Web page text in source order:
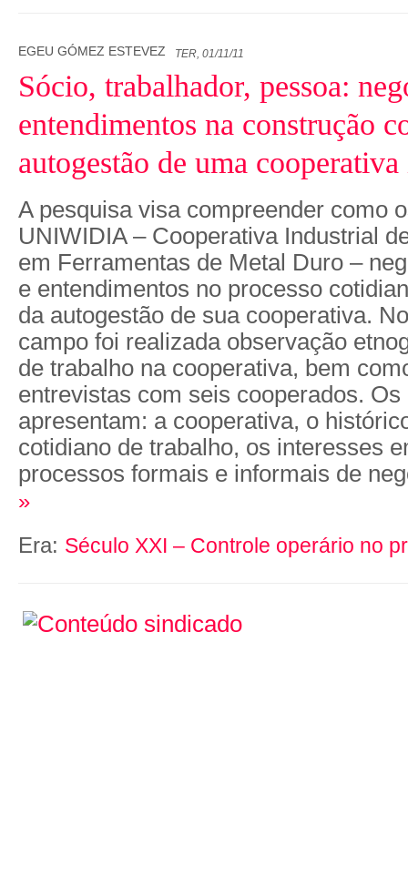
EGEU GÓMEZ ESTEVEZ TER, 01/11/11
Sócio, trabalhador, pessoa:
entendimentos na construção
autogestão de uma
A pesquisa visa compreender como
UNIWIDIA – Cooperativa Industrial
em Ferramentas de Metal Duro –
e entendimentos no processo
da autogestão de sua cooperativa.
campo foi realizada observação
de trabalho na cooperativa, bem
entrevistas com seis cooperados. Os
apresentam: a cooperativa, o
cotidiano de trabalho, os interesses
processos formais e informais de
»
Era: Século XXI – Controle operário no